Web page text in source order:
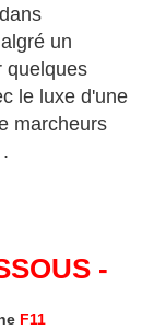
un
quelques
le luxe d'une
marcheurs
-
F11